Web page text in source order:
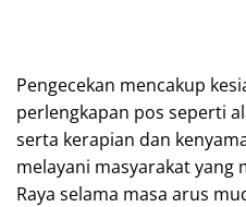
Pengecekan mencakup
perlengkapan pos seperti
serta kerapian dan
melayani masyarakat yang
Raya selama masa arus